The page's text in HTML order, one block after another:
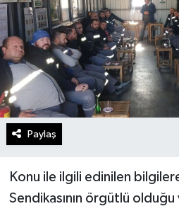
Paylaş
Konu ile ilgili edinilen
Sendikasının örgütlü
Magazin
Politika
Sağlık
Spor
Yaşam